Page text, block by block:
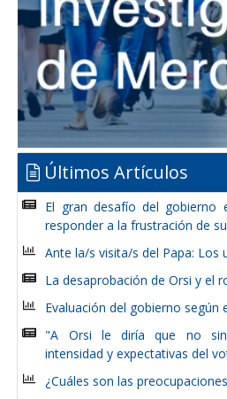
Últimos Artículos
El gran desafío del gobierno
responder a la frustración de
Ante la/s visita/s del Papa: Los
La desaprobación de Orsi y el
Evaluación del gobierno según
"A Orsi le diría que no
intensidad y expectativas del
¿Cuáles son las